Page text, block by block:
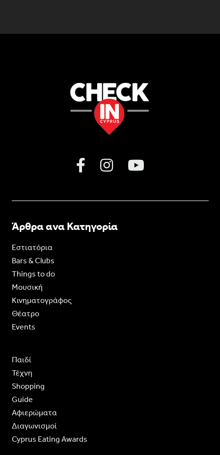
Άρθρα ανα Κατηγορία
Εστιατόρια
Bars & Clubs
Things to do
Moυσική
Κινηματογράφος
Θέατρο
Events
Παιδί
Τέχνη
Shopping
Guide
Aφιερώματα
Διαγωνισμοί
Cyprus Eating Awards